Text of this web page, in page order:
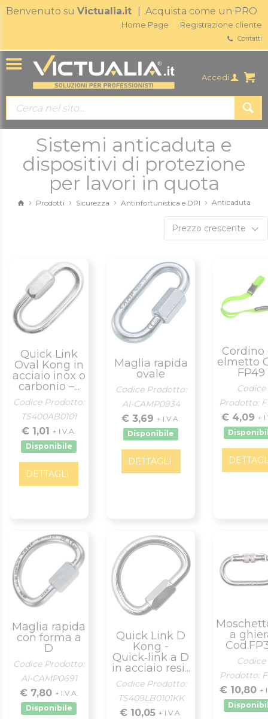
Benvenuto su Victualia.it | Acquista come un PRO
Home Page Registrazione cliente
Contatti
Accedi
Sistemi anticaduta e
dispositivi di protezione
per lavori in quota
Prodotti Sicurezza Antinfortunistica e DPI Anticaduta
Prezzo crescente
Quick Link
Oval Kong in
acciaio inox o
carbonio –...
Codice Prodotto:
TS400AB0101
€ 1,01 + I.V.A.
Disponibile
DETTAGLI
Maglia rapida
ovale
Codice Prodotto:
AI-CAMP0934
€ 3,69 + I.V.A.
Disponibile
DETTAGLI
Cordino
elmetto
FP49
Codice
Prodotto:
€ 4,09 +
Maglia rapida
con forma a
D
Codice Prodotto:
AI-CAMP0691
€ 7,80 + I.V.A.
Disponibile
Quick Link D
Kong -
Quick‑link a D
in acciaio resi...
Codice Prodotto:
TS409LB0101KK
€ 10,05 + I.V.A.
a
Codice
Prodotto:
€ 10,80 +